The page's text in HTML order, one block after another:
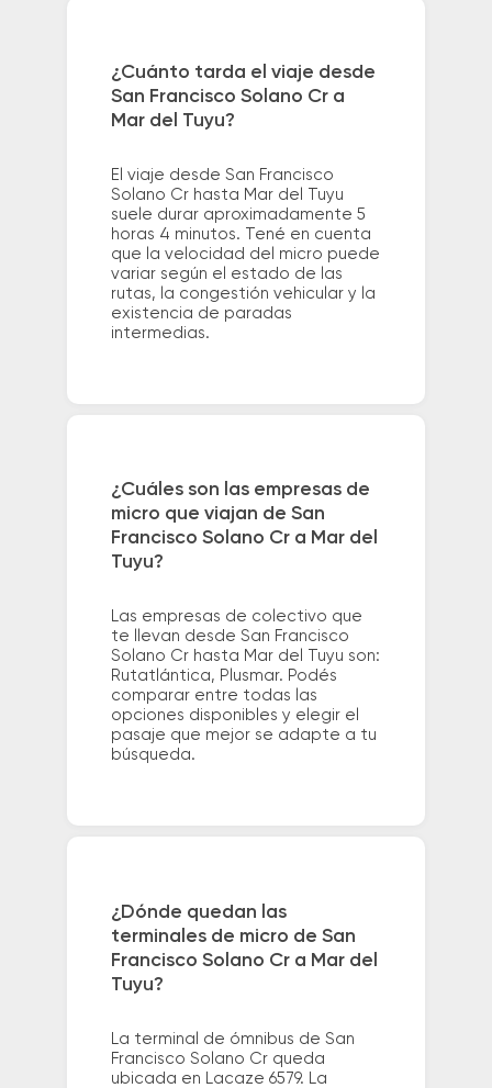
¿Cuánto tarda el viaje desde
San Francisco Solano Cr a
Mar del Tuyu?
El viaje desde San Francisco
Solano Cr hasta Mar del Tuyu
suele durar aproximadamente 5
horas 4 minutos. Tené en cuenta
que la velocidad del micro puede
variar según el estado de las
rutas, la congestión vehicular y la
existencia de paradas
intermedias.
¿Cuáles son las empresas de
micro que viajan de San
Francisco Solano Cr a Mar del
Tuyu?
Las empresas de colectivo que
te llevan desde San Francisco
Solano Cr hasta Mar del Tuyu son:
Rutatlántica, Plusmar. Podés
comparar entre todas las
opciones disponibles y elegir el
pasaje que mejor se adapte a tu
búsqueda.
¿Dónde quedan las
terminales de micro de San
Francisco Solano Cr a Mar del
Tuyu?
La terminal de ómnibus de San
Francisco Solano Cr queda
ubicada en Lacaze 6579. La